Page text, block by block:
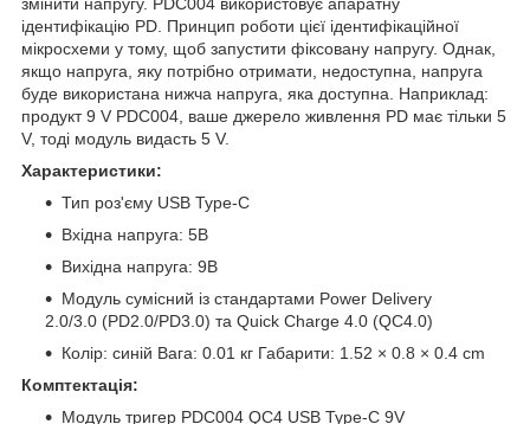
ідентифікацію PD. Принцип роботи цієї ідентифікаційної
мікросхеми у тому, щоб запустити фіксовану напругу. Однак,
якщо напруга, яку потрібно отримати, недоступна, напруга
буде використана нижча напруга, яка доступна. Наприклад:
продукт 9 V PDC004, ваше джерело живлення PD має тільки 5
V, тоді модуль видасть 5 V.
Характеристики:
Тип роз'єму USB Type-C
Вхідна напруга: 5В
Вихідна напруга: 9В
Модуль сумісний із стандартами Power Delivery
2.0/3.0 (PD2.0/PD3.0) та Quick Charge 4.0 (QC4.0)
Колір: синій Вага: 0.01 кг Габарити: 1.52 × 0.8 × 0.4 cm
Комптектація:
Модуль тригер PDC004 QC4 USB Type-C 9V